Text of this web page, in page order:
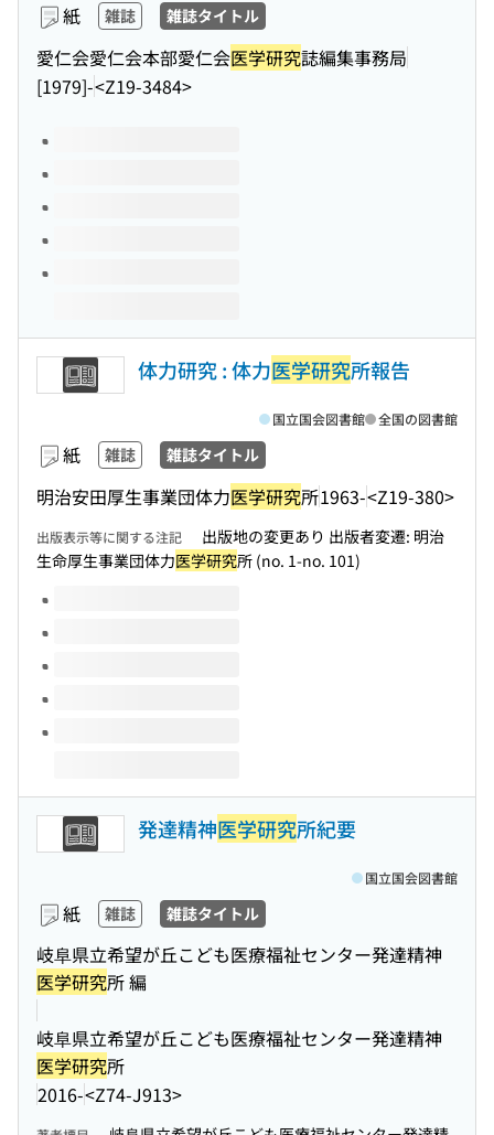
紙 雑誌 雑誌タイトル
愛仁会愛仁会本部愛仁会医学研究誌編集事務局
[1979]-<Z19-3484>
このタイトルの巻号
体力研究 : 体力医学研究所報告
紙 雑誌 雑誌タイトル
明治安田厚生事業団体力医学研究所1963-<Z19-380>
国立国会図書館 全国の図書館
出版表示等に関する注記
出版地の変更あり 出版者変遷: 明治
生命厚生事業団体力医学研究所 (no. 1-no. 101)
このタイトルの巻号
発達精神医学研究所紀要
紙 雑誌 雑誌タイトル
岐阜県立希望が丘こども医療福祉センター発達精神
医学研究所 編
岐阜県立希望が丘こども医療福祉センター発達精神
医学研究所
2016-<Z74-J913>
国立国会図書館